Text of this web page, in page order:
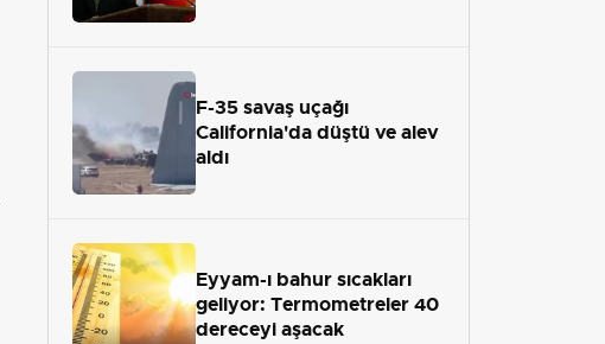
F-35 savaş uçağı
California'da düştü ve alev
aldı
Eyyam-ı bahur sıcakları
geliyor: Termometreler 40
dereceyi aşacak